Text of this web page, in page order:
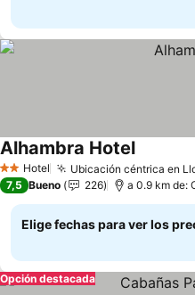
2 Estrellas
Hotel Ubicación céntrica en
Alhambra HotelVer
7,5 Bueno 226 a 0.9 km de:
Elige fechas para ver los
Opción destacada